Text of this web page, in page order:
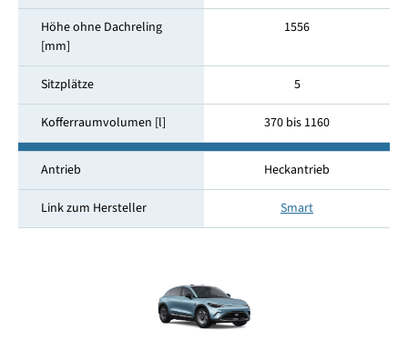
Höhe ohne Dachreling
[mm]
1556
Sitzplätze 5
Kofferraumvolumen [l] 370 bis 1160
Antrieb Heckantrieb
Link zum Hersteller Smart